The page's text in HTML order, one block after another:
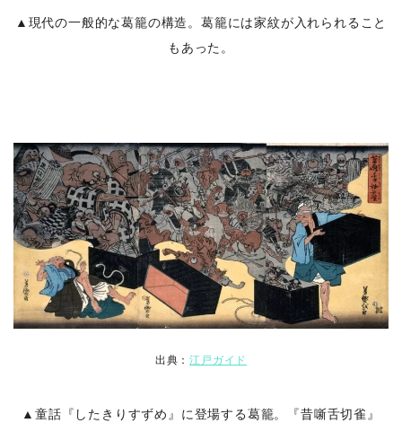
▲現代の一般的な葛籠の構造。葛籠には家紋が入れられること
もあった。
出典：江戸ガイド
▲童話『したきりすずめ』に登場する葛籠。『昔噺舌切雀』